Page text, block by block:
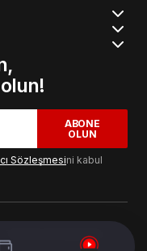
ABONE
OLUN
Sözleşmesini kabul
& Geliştirme :